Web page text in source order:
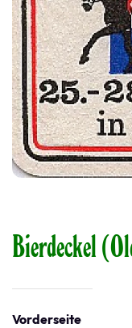
Bierdeckel
Vorderseite